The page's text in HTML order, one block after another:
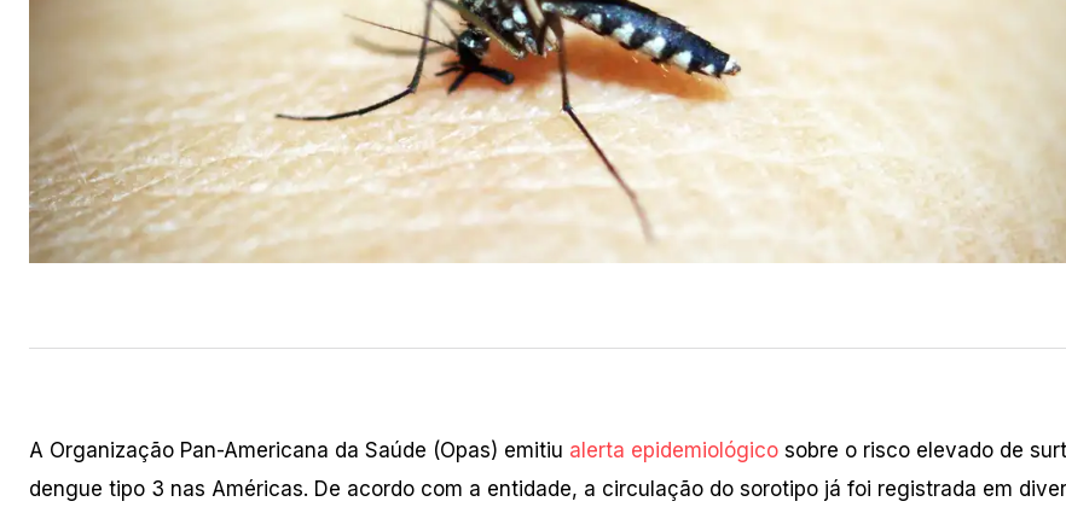
A Organização Pan-Americana da Saúde (Opas) emitiu alerta epidemiológico sobre o risco elevado de
dengue tipo 3 nas Américas. De acordo com a entidade, a circulação do sorotipo já foi registrada em